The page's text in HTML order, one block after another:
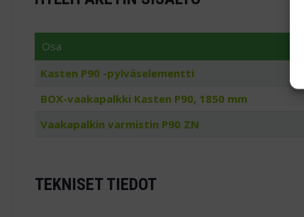
Osa
Kasten P90 -pylväselementti
BOX-vaakapalkki Kasten P90, 1850 mm
Vaakapalkin varmistin P90 ZN
TEKNISET TIEDOT